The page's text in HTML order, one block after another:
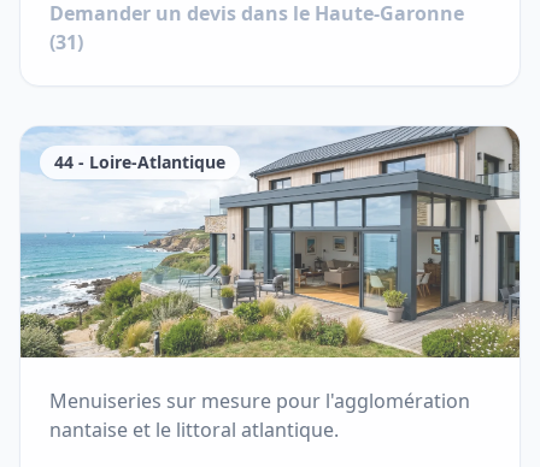
Demander un devis dans le Haute-Garonne
(31)
44 - Loire-Atlantique
Menuiseries sur mesure pour l'agglomération
nantaise et le littoral atlantique.